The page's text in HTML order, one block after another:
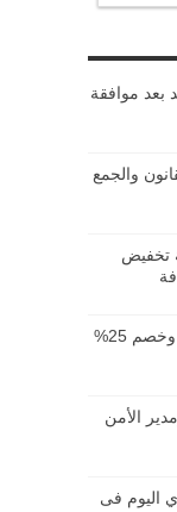
بعد موافقة
والجمع
تخفيض
اسعار اشتراك نادي النادي جميع الفروع وخصم 25%
الأمن
اليوم فى